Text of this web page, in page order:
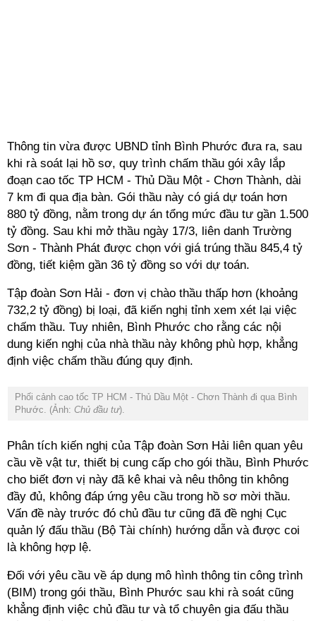
Thông tin vừa được UBND tỉnh Bình Phước đưa ra, sau
khi rà soát lại hồ sơ, quy trình chấm thầu gói xây lắp
đoạn cao tốc TP HCM - Thủ Dầu Một - Chơn Thành, dài
7 km đi qua địa bàn. Gói thầu này có giá dự toán hơn
880 tỷ đồng, nằm trong dự án tổng mức đầu tư gần 1.500
tỷ đồng. Sau khi mở thầu ngày 17/3, liên danh Trường
Sơn - Thành Phát được chọn với giá trúng thầu 845,4 tỷ
đồng, tiết kiệm gần 36 tỷ đồng so với dự toán.
Tập đoàn Sơn Hải - đơn vị chào thầu thấp hơn (khoảng
732,2 tỷ đồng) bị loại, đã kiến nghị tỉnh xem xét lại việc
chấm thầu. Tuy nhiên, Bình Phước cho rằng các nội
dung kiến nghị của nhà thầu này không phù hợp, khẳng
định việc chấm thầu đúng quy định.
Phối cảnh cao tốc TP HCM - Thủ Dầu Một - Chơn Thành đi qua Bình
Phước. (Ảnh: Chủ đầu tư).
Phân tích kiến nghị của Tập đoàn Sơn Hải liên quan yêu
cầu về vật tư, thiết bị cung cấp cho gói thầu, Bình Phước
cho biết đơn vị này đã kê khai và nêu thông tin không
đầy đủ, không đáp ứng yêu cầu trong hồ sơ mời thầu.
Vấn đề này trước đó chủ đầu tư cũng đã đề nghị Cục
quản lý đấu thầu (Bộ Tài chính) hướng dẫn và được coi
là không hợp lệ.
Đối với yêu cầu về áp dụng mô hình thông tin công trình
(BIM) trong gói thầu, Bình Phước sau khi rà soát cũng
khẳng định việc chủ đầu tư và tổ chuyên gia đấu thầu